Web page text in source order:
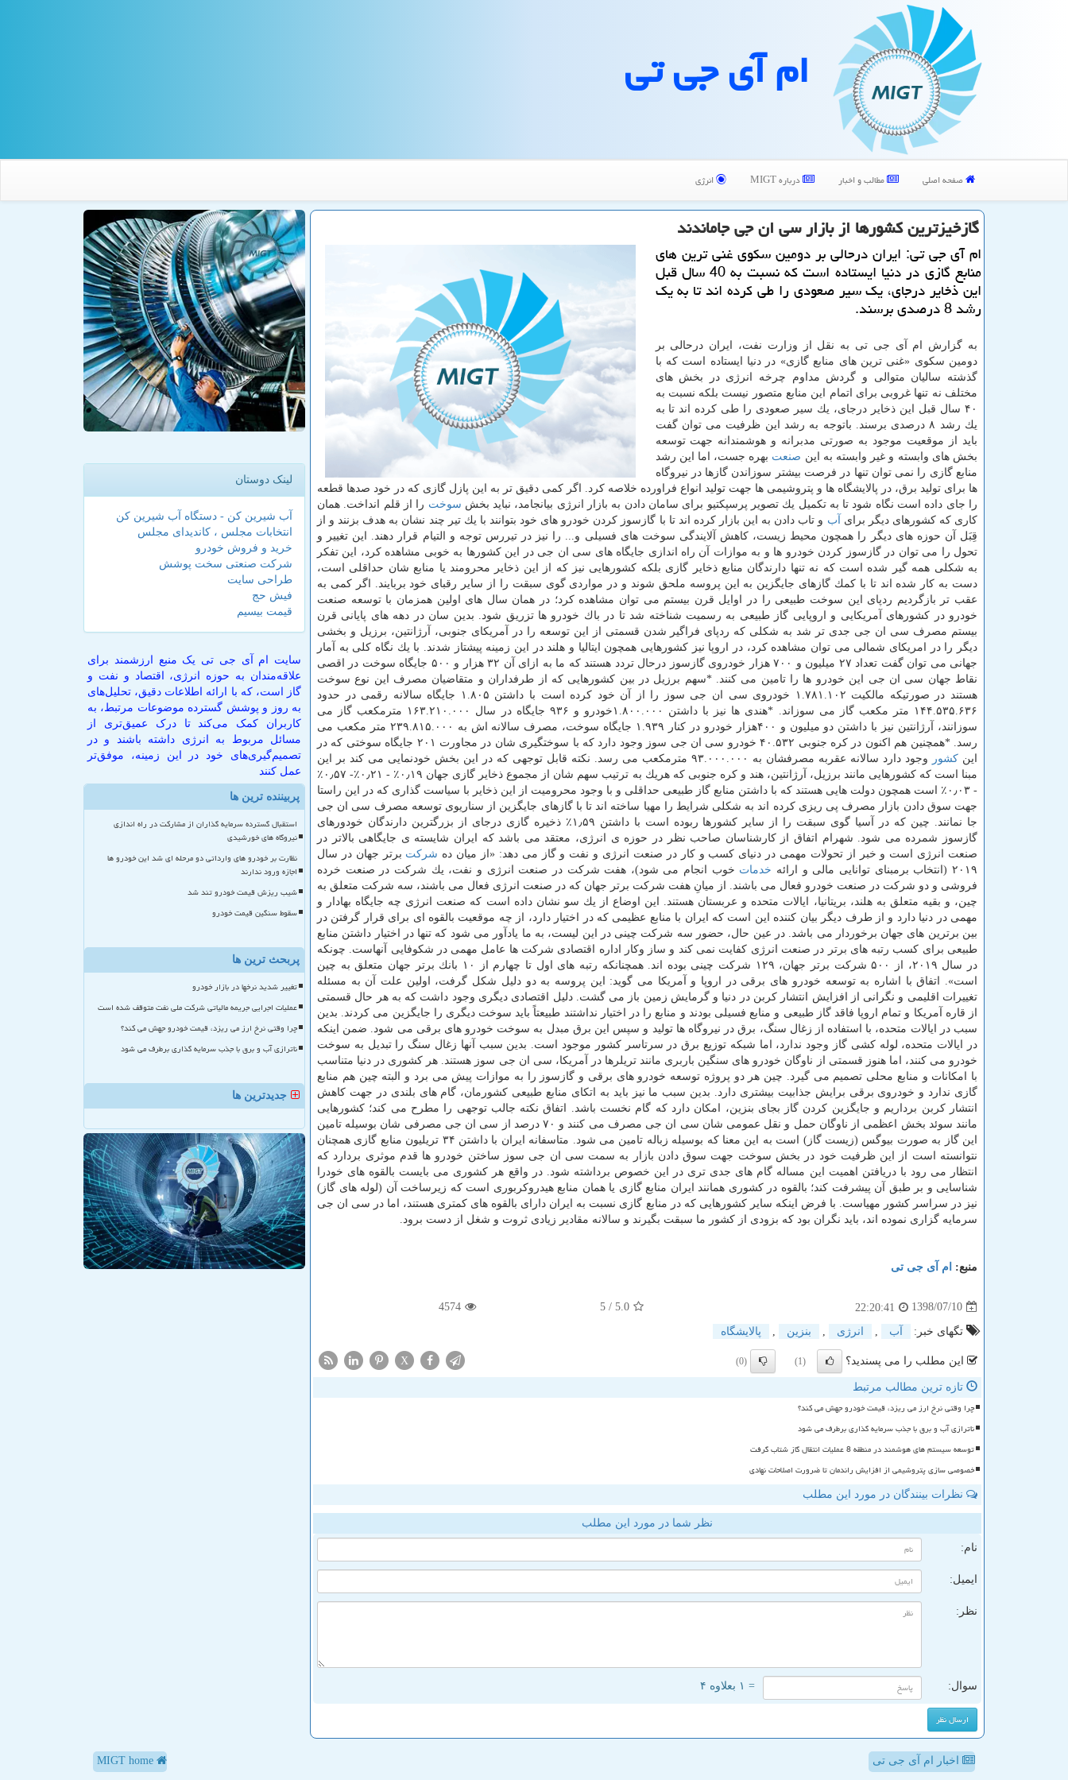
ام آی جی تی
صفحه اصلی مطالب و اخبار درباره MIGT انرژی
گازخیزترین كشورها از بازار سی ان جی جاماندند
ام آی جی تی: ایران درحالی بر دومین سكوی غنی ترین های
منابع گازی در دنیا ایستاده است كه نسبت به 40 سال قبل
این ذخایر درجای، یك سیر صعودی را طی كرده اند تا به یك
رشد 8 درصدی برسند.
به گزارش ام آی جی تی به نقل از وزارت نفت، ایران درحالی بر
دومین سكوی «غنی ترین های منابع گازی» در دنیا ایستاده است كه با
گذشته سالیان متوالی و گردش مداوم چرخه انرژی در بخش های
مختلف نه تنها غروبی برای اتمام این منابع متصور نیست بلكه نسبت به
۴۰ سال قبل این ذخایر درجای، یك سیر صعودی را طی كرده اند تا به
یك رشد ۸ درصدی برسند. باتوجه به رشد این ظرفیت می توان گفت
باید از موقعیت موجود به صورتی مدبرانه و هوشمندانه جهت توسعه
بخش های وابسته و غیر وابسته به این صنعت بهره جست، اما این رشد
منابع گازی را نمی توان تنها در فرصت بیشتر سوزاندن گازها در نیروگاه
ها برای تولید برق، در پالایشگاه ها و پتروشیمی ها جهت تولید انواع فراورده خلاصه كرد. اگر كمی دقیق تر به این پازل گازی كه در خود صدها قطعه
را جای داده است نگاه شود تا به تكمیل یك تصویر پرسپكتیو برای سامان دادن به بازار انرژی بیانجامد، نباید بخش سوخت را از قلم انداخت. همان
كاری كه كشورهای دیگر برای
آب و تاب دادن به این بازار كرده اند تا با گازسوز كردن خودرو های خود بتوانند با یك تیر چند نشان به هدف بزنند و از
قِبَل آن حوزه های دیگر را همچون محیط زیست، كاهش آلایندگی سوخت های فسیلی و... را نیز در تیررس توجه و التیام قرار دهند. این تغییر و
تحول را می توان در گازسوز كردن خودرو ها و به موازات آن راه اندازی جایگاه های سی ان جی در این كشورها به خوبی مشاهده كرد، این تفكر
به شكلی همه گیر شده است كه نه تنها دارندگان منابع ذخایر گازی بلكه كشورهایی نیز كه از این ذخایر محرومند یا منابع شان حداقلی است،
دست به كار شده اند تا با كمك گازهای جایگزین به این پروسه ملحق شوند و در مواردی گوی سبقت را از سایر رقبای خود بربایند. اگر كمی به
عقب تر بازگردیم ردپای این سوخت طبیعی را در اوایل قرن بیستم می توان مشاهده كرد؛ در همان سال های اولین همزمان با توسعه صنعت
خودرو در كشورهای آمریكایی و اروپایی گاز طبیعی به رسمیت شناخته شد تا در باك خودرو ها تزریق شود. بدین سان در دهه های پایانی قرن
بیستم مصرف سی ان جی جدی تر شد به شكلی كه ردپای فراگیر شدن قسمتی از این توسعه را در آمریكای جنوبی، آرژانتین، برزیل و بخشی
دیگر را در امریكای شمالی می توان مشاهده كرد، در اروپا نیز كشورهایی همچون ایتالیا و هلند در این زمینه پیشتاز شدند. با یك نگاه كلی به آمار
جهانی می توان گفت تعداد ۲۷ میلیون و ۷۰۰ هزار خودروی گازسوز درحال تردد هستند كه ما به ازای آن ۳۲ هزار و ۵۰۰ جایگاه سوخت در اقصی
نقاط جهان سی ان جی این خودرو ها را تامین می كنند. *سهم برزیل در بین كشورهایی كه از طرفداران و متقاضیان مصرف این نوع سوخت
هستند در صورتیكه مالكیت ۱.۷۸۱.۱۰۲ خودروی سی ان جی سوز را از آن خود كرده است با داشتن ۱.۸۰۵ جایگاه سالانه رقمی در حدود
۱۴۴.۵۳۵.۶۳۶ متر مكعب گاز می سوزاند. *هندی ها نیز با داشتن ۱.۸۰۰.۰۰۰خودرو و ۹۳۶ جایگاه در سال ۱۶۳.۲۱۰.۰۰۰ مترمكعب گاز می
سوزانند، آرژانتین نیز با داشتن دو میلیون و ۴۰۰هزار خودرو در كنار ۱.۹۳۹ جایگاه سوخت، مصرف سالانه اش به ۲۳۹.۸۱۵.۰۰۰ متر مكعب می
رسد. *همچنین هم اكنون در كره جنوبی ۴۰.۵۳۲ خودرو سی ان جی سوز وجود دارد كه با سوختگیری شان در مجاورت ۲۰۱ جایگاه سوختی كه در
این كشور
وجود دارد سالانه عقربه مصرفشان به ۹۳.۰۰۰.۰۰۰ مترمكعب می رسد. نكته قابل توجهی كه در این بخش خودنمایی می كند بر این
مبنا است كه كشورهایی مانند برزیل، آرژانتین، هند و كره جنوبی كه هریك به ترتیب سهم شان از مجموع ذخایر گازی جهان ۰٫۱۹٪ - ۰٫۲۱٪- ۰٫۵۷٪
- ۰٫۰۳٪ است همچون دولت هایی هستند كه با داشتن منابع گاز طبیعی حداقلی و با وجود محرومیت از این ذخایر با سیاست گذاری كه در این راستا
جهت سوق دادن بازار مصرف پی ریزی كرده اند به شكلی شرایط را مهیا ساخته اند تا با گازهای جایگزین از سناریوی توسعه مصرف سی ان جی
جا نمانند. چین كه در آسیا گوی سبقت را از سایر كشورها ربوده است با داشتن ۱٫۵۹٪ ذخیره گازی درجای از بزرگترین دارندگان خودورهای
گازسوز شمرده می شود. شهرام اتفاق از كارشناسان صاحب نظر در حوزه ی انرژی، معتقد می باشد كه ایران شایسته ی جایگاهی بالاتر در
صنعت انرژی است و خبر از تحولات مهمی در دنیای كسب و كار در صنعت انرژی و نفت و گاز می دهد: «از میان ده شركت برتر جهان در سال
۲۰۱۹ (انتخاب برمبنای توانایی مالی و ارائه
خدمات خوب انجام می شود)، هفت شركت در صنعت انرژی و نفت، یك شركت در صنعت خرده
فروشی و دو شركت در صنعت خودرو فعال می باشند. از میانِ هفت شركت برتر جهان كه در صنعت انرژی فعال می باشند، سه شركت متعلق به
چین، و بقیه متعلق به هلند، بریتانیا، ایالات متحده و عربستان هستند. این اوضاع از یك سو نشان داده است كه صنعت انرژی چه جایگاه بهادار و
مهمی در دنیا دارد و از طرف دیگر بیان كننده این است كه ایران با منابع عظیمی كه در اختیار دارد، از چه موقعیت بالقوه ای برای قرار گرفتن در
بین برترین های جهان برخوردار می باشد. در عین حال، حضور سه شركت چینی در این لیست، به ما یادآور می شود كه تنها در اختیار داشتن منابع
طبیعی برای كسب رتبه های برتر در صنعت انرژی كفایت نمی كند و ساز وكار اداره اقتصادی شركت ها عامل مهمی در شكوفایی آنهاست. چونكه
در سال ۲۰۱۹، از ۵۰۰ شركت برتر جهان، ۱۲۹ شركت چینی بوده اند. همچنانكه رتبه های اول تا چهارم از ۱۰ بانك برتر جهان متعلق به چین
است». اتفاق با اشاره به توسعه خودرو های برقی در اروپا و آمریكا می گوید: این پروسه به دو دلیل شكل گرفت، اولین علت آن به مسئله
تغییرات اقلیمی و نگرانی از افزایش انتشار كربن در دنیا و گرمایش زمین باز می گشت. دلیل اقتصادی دیگری وجود داشت كه به هر حال قسمتی
از قاره آمریكا و تمام اروپا فاقد گاز طبیعی و منابع فسیلی بودند و منابع را در اختیار نداشتند طبیعتاً باید سوخت دیگری را جایگزین می كردند. بدین
سبب در ایالات متحده، با استفاده از زغال سنگ، برق در نیروگاه ها تولید و سپس این برق مبدل به سوخت خودرو های برقی می شود. ضمن اینكه
در ایالات متحده، لوله كشی گاز وجود ندارد، اما شبكه توزیع برق در سرتاسر كشور موجود است. بدین سبب آنها زغال سنگ را تبدیل به سوخت
خودرو می كنند، اما هنوز قسمتی از ناوگان خودرو های سنگین باربری مانند تریلرها در آمریكا، سی ان جی سوز هستند. هر كشوری در دنیا متناسب
با امكانات و منابع محلی تصمیم می گیرد. چین هر دو پروژه توسعه خودرو های برقی و گازسوز را به موازات پیش می برد و البته چین هم منابع
گازی ندارد و خودروی برقی برایش جذابیت بیشتری دارد. بدین سبب ما نیز باید به اتكای منابع طبیعی كشورمان، گام های بلندی در جهت كاهش
انتشار كربن برداریم و جایگزین كردن گاز بجای بنزین، امكان دارد كه گام نخست باشد. اتفاق نكته جالب توجهی را مطرح می كند؛ كشورهایی
مانند سوئد بخش اعظمی از ناوگان حمل و نقل عمومی شان سی ان جی مصرف می كنند و ۷۰ درصد از سی ان جی مصرفی شان بوسیله تامین
این گاز به صورت بیوگس (زیست گاز) است به این معنا كه بوسیله زباله تامین می شود. متاسفانه ایران با داشتن ۳۴ تریلیون منابع گازی همچنان
نتوانسته است از این ظرفیت خود در بخش سوخت جهت سوق دادن بازار به سمت سی ان جی سوز ساختن خودرو ها قدم موثری بردارد كه
انتظار می رود با دریافتن اهمیت این مساله گام های جدی تری در این خصوص برداشته شود. در واقع هر كشوری می بایست بالقوه های خودرا
شناسایی و بر طبق آن پیشرفت كند؛ بالقوه در كشوری همانند ایران منابع گازی یا همان منابع هیدروكربوری است كه زیرساخت آن (لوله های گاز)
نیز در سراسر كشور مهیاست. با فرض اینكه سایر كشورهایی كه در منابع گازی نسبت به ایران دارای بالقوه های كمتری هستند، اما در سی ان جی
سرمایه گزاری نموده اند، باید نگران بود كه بزودی از كشور ما سبقت بگیرند و سالانه مقادیر زیادی ثروت و شغل از دست برود.
منبع: ام آی جی تی
1398/07/10
22:20:41
5.0
/ 5
4574
تگهای خبر: آب انرژی بنزین پالایشگاه
این مطلب را می پسندید؟ (1)
(0)
X
تازه ترین مطالب مرتبط
چرا وقتی نرخ ارز می ریزد، قیمت خودرو جهش می کند؟
ناترازی آب و برق با جذب سرمایه گذاری برطرف می شود
توسعه سیستم های هوشمند در منطقه 8 عملیات انتقال گاز شتاب گرفت
خصوصی سازی پتروشیمی از افزایش راندمان تا ضرورت اصلاحات نهادی
نظرات بینندگان در مورد این مطلب
نظر شما در مورد این مطلب
نام:
ایمیل:
نظر:
سوال: = ۱ بعلاوه ۴
لینک دوستان
آب شیرین کن - دستگاه آب شیرین کن
انتخابات مجلس ، کاندیدای مجلس
خرید و فروش خودرو
شرکت صنعتی سخت پوشش
طراحی سایت
فیش حج
قیمت بیسیم
سایت ام آی جی تی یک منبع ارزشمند برای
علاقه‌مندان به حوزه انرژی، اقتصاد و نفت و
گاز است، که با ارائه اطلاعات دقیق، تحلیل‌های
به روز و پوشش گسترده موضوعات مرتبط، به
کاربران کمک می‌کند تا درک عمیق‌تری از
مسائل مربوط به انرژی داشته باشند و در
تصمیم‌گیری‌های خود در این زمینه، موفق‌تر
عمل کنند
پربیننده ترین ها
استقبال گسترده سرمایه گذاران از مشارکت در راه اندازی
نیروگاه های خورشیدی
نظارت بر خودرو های وارداتی دو مرحله ای شد این خودرو ها
اجازه ورود ندارند
شیب ریزش قیمت خودرو تند شد
سقوط سنگین قیمت خودرو
پربحث ترین ها
تغییر شدید نرخها در بازار خودرو
عملیات اجرایی جریمه مالیاتی شرکت ملی نفت متوقف شده است
چرا وقتی نرخ ارز می ریزد، قیمت خودرو جهش می کند؟
ناترازی آب و برق با جذب سرمایه گذاری برطرف می شود
جدیدترین ها
اخبار ام آی جی تی